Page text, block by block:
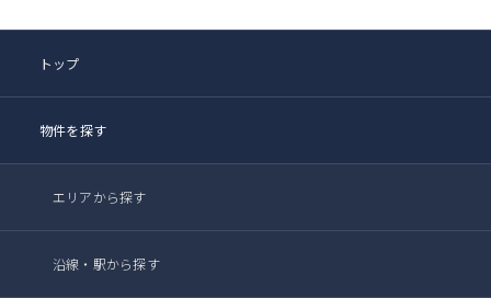
トップ
物件を探す
エリアから探す
沿線・駅から探す